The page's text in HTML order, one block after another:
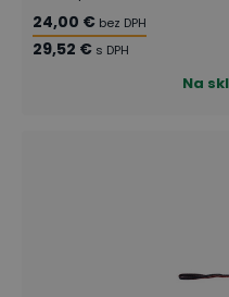
24,00 € bez DPH
29,52 € s DPH
Na